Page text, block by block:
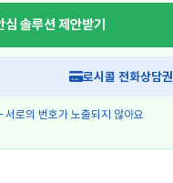
심 솔루션 제안받기
로시콜 전화상담권
로의 번호가 노출되지 않아요